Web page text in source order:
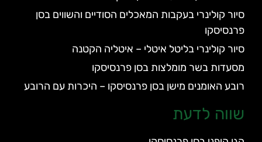
סיור קולינרי בעקבות המאכלים הסודיים והשווים בסן
פרנסיסקו
סיור קולינרי בליטל איטלי – איטליה הקטנה
מסעדות בשר מומלצות בסן פרנסיסקו
רובע האומנים מישן בסן פרנסיסקו – היכרות עם הרובע
שווה לדעת